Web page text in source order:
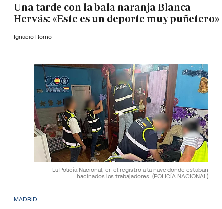
Una tarde con la bala naranja Blanca
Hervás: «Este es un deporte muy puñetero»
Ignacio Romo
La Policía Nacional, en el registro a la nave donde estaban
hacinados los trabajadores. (POLICÍA NACIONAL)
MADRID